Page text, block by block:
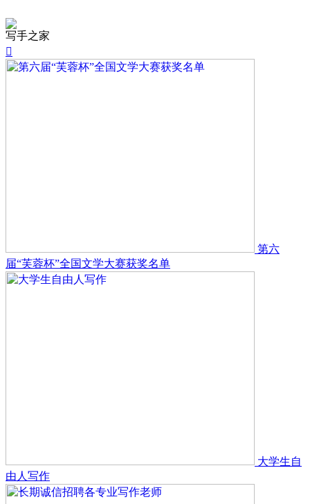
写手之家

第六
届“芙蓉杯”全国文学大赛获奖名单
大学生自
由人写作